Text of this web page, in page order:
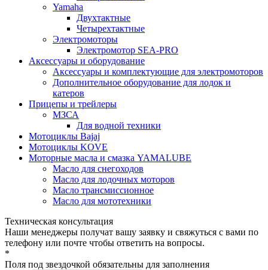
Yamaha
Двухтактные
Четырехтактные
Электромоторы
Электромотор SEA-PRO
Аксессуары и оборудование
Аксессуары и комплектующие для электромоторов
Дополнительное оборудование для лодок и
катеров
Прицепы и трейлеры
МЗСА
Для водной техники
Мотоциклы Bajaj
Мотоциклы KOVE
Моторные масла и смазка YAMALUBE
Масло для снегоходов
Масло для лодочных моторов
Масло трансмиссионное
Масло для мототехники
Техническая консультация
Наши менеджеры получат вашу заявку и свяжуться с вами по
телефону или почте чтобы ответить на вопросы.
*
Поля под звездочкой обязательны для заполнения